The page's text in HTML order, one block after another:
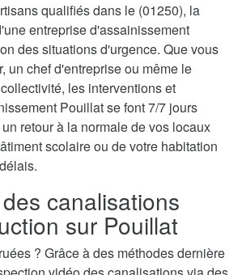
qualifiés dans le (01250), la
entreprise d'assainissement
des situations d'urgence. Que vous
un chef d'entreprise ou même le
les interventions et
Pouillat se font 7/7 jours
retour à la normale de vos locaux
scolaire ou de votre habitation
canalisations
sur Pouillat
? Grâce à des méthodes dernière